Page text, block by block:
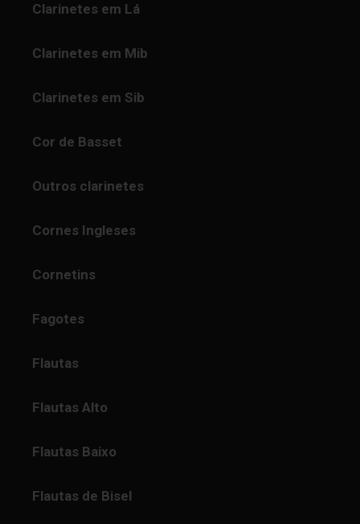
Clarinetes em Lá
Clarinetes em Mib
Clarinetes em Sib
Cor de Basset
Outros clarinetes
Cornes Ingleses
Cornetins
Fagotes
Flautas
Flautas Alto
Flautas Baixo
Flautas de Bisel